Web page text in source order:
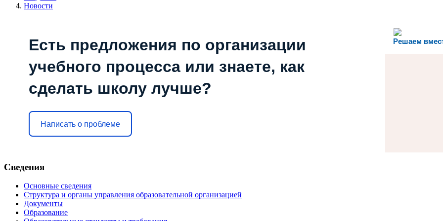
Новости
Решаем
Есть предложения по организации
учебного процесса или знаете, как
сделать школу лучше?
Написать о проблеме
Сведения
Основные сведения
Структура и органы управления образовательной организацией
Документы
Образование